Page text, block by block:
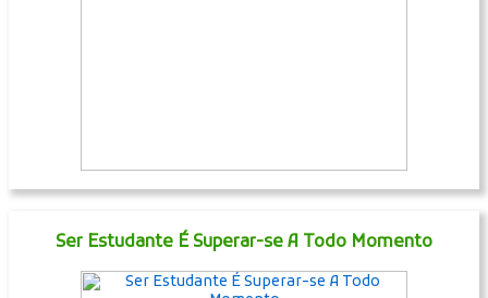
Ser Estudante É Superar-se A Todo Momento